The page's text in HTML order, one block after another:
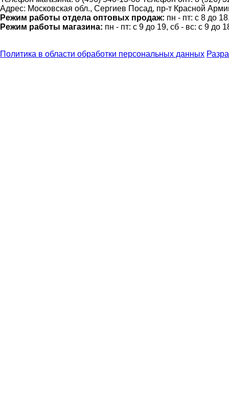
Адрес: Московская обл., Сергиев Посад, пр-т Красной
Режим работы отдела оптовых продаж: пн - пт: с 8 до
Режим работы магазина: пн - пт: с 9 до 19, сб - вс: с 9 до
Политика в области обработки персональных данных